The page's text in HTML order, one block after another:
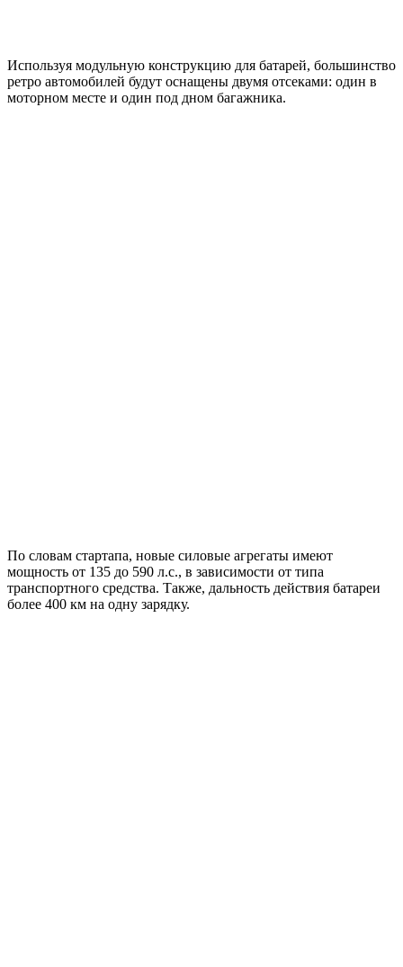
Используя модульную конструкцию для батарей, большинство
ретро автомобилей будут оснащены двумя отсеками: один в
моторном месте и один под дном багажника.
По словам стартапа, новые силовые агрегаты имеют
мощность от 135 до 590 л.с., в зависимости от типа
транспортного средства. Также, дальность действия батареи
более 400 км на одну зарядку.